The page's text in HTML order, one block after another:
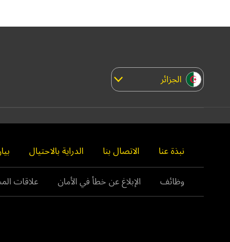
الجزائر
نبذة عنا الاتصال بنا الدراية بالاحتيال
وظائف الإبلاغ عن خطأ في الأمان علاقات